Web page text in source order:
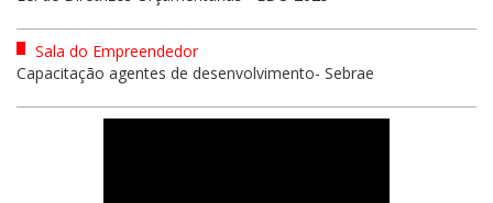
Sala do Empreendedor
Capacitação agentes de desenvolvimento- Sebrae